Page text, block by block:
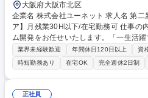
大阪府大阪市北区
企業名 株式会社ユーネット 求人名 第二新卒未経験歓迎【大阪/ITエンジニ
ア】月残業30H以下/在宅勤務可 仕事の内容 研修・OJTを経た後、システ
ム開発をお任せいたします。「一生活
独自の教育・評価制度で技術力×ヒュー
用意。経験浅くてもしっかり育成します。 【教育体制】3～5名のチ
でプロジェクトを組むことが多い環境
業務を行うことができます。わからな
スキル習得研修も豊富にございますので
業界未経験歓迎 年間休日120日以上 資
時短勤務あり
在宅OK 完全週休2日制
正社員